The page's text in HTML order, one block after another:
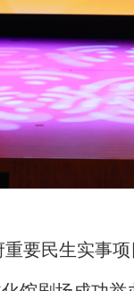
要民生实事